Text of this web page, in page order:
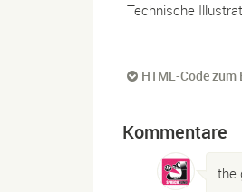
Technische
HTML-Code zum
Kommentare
the